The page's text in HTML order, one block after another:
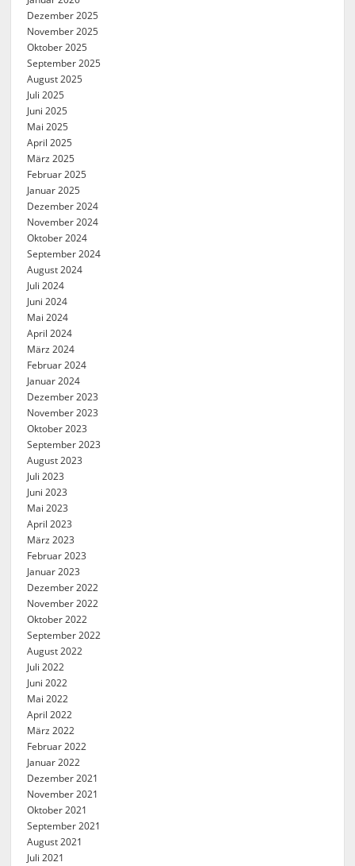
Dezember 2025
November 2025
Oktober 2025
September 2025
August 2025
Juli 2025
Juni 2025
Mai 2025
April 2025
März 2025
Februar 2025
Januar 2025
Dezember 2024
November 2024
Oktober 2024
September 2024
August 2024
Juli 2024
Juni 2024
Mai 2024
April 2024
März 2024
Februar 2024
Januar 2024
Dezember 2023
November 2023
Oktober 2023
September 2023
August 2023
Juli 2023
Juni 2023
Mai 2023
April 2023
März 2023
Februar 2023
Januar 2023
Dezember 2022
November 2022
Oktober 2022
September 2022
August 2022
Juli 2022
Juni 2022
Mai 2022
April 2022
März 2022
Februar 2022
Januar 2022
Dezember 2021
November 2021
Oktober 2021
September 2021
August 2021
Juli 2021